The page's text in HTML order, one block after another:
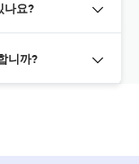
나요?
니까?